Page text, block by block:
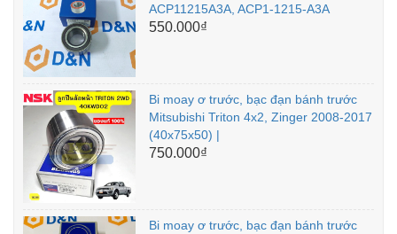
ACP11215A3A, ACP1-1215-A3A
550.000₫
Bi moay ơ trước, bạc đạn bánh trước
Mitsubishi Triton 4x2, Zinger 2008-2017
(40x75x50) |
750.000₫
Bi moay ơ trước, bạc đạn bánh trước